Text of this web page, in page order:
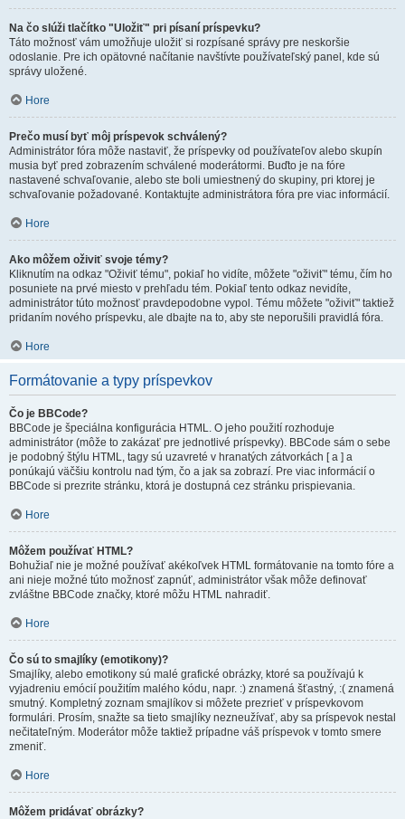
Na čo slúži tlačítko "Uložiť" pri písaní príspevku?
Táto možnosť vám umožňuje uložiť si rozpísané správy pre neskoršie
odoslanie. Pre ich opätovné načítanie navštívte používateľský panel, kde sú
správy uložené.
Hore
Prečo musí byť môj príspevok schválený?
Administrátor fóra môže nastaviť, že príspevky od používateľov alebo skupín
musia byť pred zobrazením schválené moderátormi. Buďto je na fóre
nastavené schvaľovanie, alebo ste boli umiestnený do skupiny, pri ktorej je
schvaľovanie požadované. Kontaktujte administrátora fóra pre viac informácií.
Hore
Ako môžem oživiť svoje témy?
Kliknutím na odkaz "Oživiť tému", pokiaľ ho vidíte, môžete "oživiť" tému, čím ho
posuniete na prvé miesto v prehľadu tém. Pokiaľ tento odkaz nevidíte,
administrátor túto možnosť pravdepodobne vypol. Tému môžete "oživiť" taktiež
pridaním nového príspevku, ale dbajte na to, aby ste neporušili pravidlá fóra.
Hore
Formátovanie a typy príspevkov
Čo je BBCode?
BBCode je špeciálna konfigurácia HTML. O jeho použití rozhoduje
administrátor (môže to zakázať pre jednotlivé príspevky). BBCode sám o sebe
je podobný štýlu HTML, tagy sú uzavreté v hranatých zátvorkách [ a ] a
ponúkajú väčšiu kontrolu nad tým, čo a jak sa zobrazí. Pre viac informácií o
BBCode si prezrite stránku, ktorá je dostupná cez stránku prispievania.
Hore
Môžem používať HTML?
Bohužiaľ nie je možné používať akékoľvek HTML formátovanie na tomto fóre a
ani nieje možné túto možnosť zapnúť, administrátor však môže definovať
zvláštne BBCode značky, ktoré môžu HTML nahradiť.
Hore
Čo sú to smajlíky (emotikony)?
Smajlíky, alebo emotikony sú malé grafické obrázky, ktoré sa používajú k
vyjadreniu emócií použitím malého kódu, napr. :) znamená šťastný, :( znamená
smutný. Kompletný zoznam smajlíkov si môžete prezrieť v príspevkovom
formulári. Prosím, snažte sa tieto smajlíky nezneužívať, aby sa príspevok nestal
nečitateľným. Moderátor môže taktiež prípadne váš príspevok v tomto smere
zmeniť.
Hore
Môžem pridávať obrázky?